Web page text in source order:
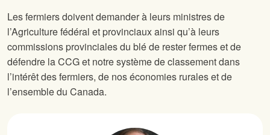
Les fermiers doivent demander à leurs ministres de
l’Agriculture fédéral et provinciaux ainsi qu’à leurs
commissions provinciales du blé de rester fermes et de
défendre la CCG et notre système de classement dans
l’intérêt des fermiers, de nos économies rurales et de
l’ensemble du Canada.